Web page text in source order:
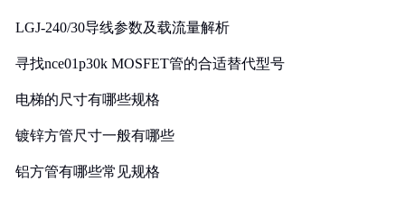
LGJ-240/30导线参数及载流量解析
寻找nce01p30k MOSFET管的合适替代型号
电梯的尺寸有哪些规格
镀锌方管尺寸一般有哪些
铝方管有哪些常见规格